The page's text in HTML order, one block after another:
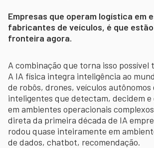
Empresas que operam logística em
fabricantes de veículos, é que
fronteira agora.
A combinação que torna isso possível
A IA física integra inteligência ao
de robôs, drones, veículos autônomos
inteligentes que detectam, decidem e
em ambientes operacionais
direta da primeira década de IA
rodou quase inteiramente em
de dados, chatbot, recomendação.